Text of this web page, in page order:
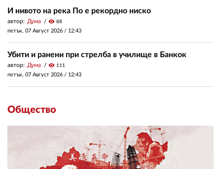
И нивото на река По е рекордно ниско
автор: Дума visibility 88
петък, 07 Август 2026 / 12:43
Убити и ранени при стрелба в училище в Банкок
автор: Дума visibility 111
петък, 07 Август 2026 / 12:43
Общество